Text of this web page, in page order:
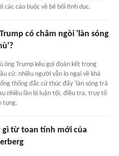
các cáo buộc về bê bối tình dục.
có châm ngòi 'làn sóng
ông Trump kêu gọi đoàn kết trong
cử, nhiều người vẫn lo ngại về khả
thống đắc cử thúc đẩy 'làn sóng trả
nhiều lần bị luận tội, điều tra, truy tố
tụng.
gì từ toan tính mới của